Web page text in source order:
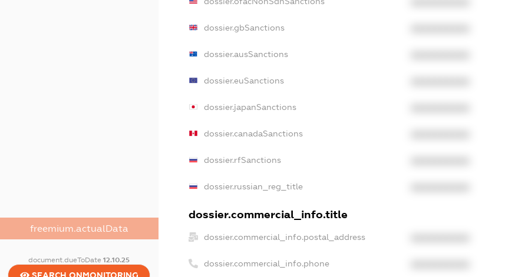
freemium.actualData
document.dueToDate12.10.25
dossier.gbSanctions
dossier.ausSanctions
dossier.euSanctions
dossier.japanSanctions
dossier.canadaSanctions
dossier.rfSanctions
dossier.russian_reg_title
dossier.commercial_info.title
dossier.commercial_info.postal_address
dossier.commercial_info.phone